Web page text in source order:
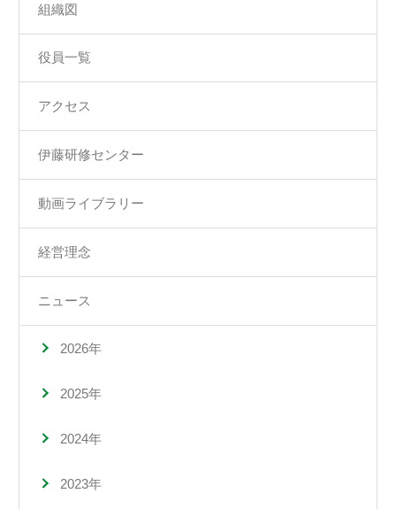
組織図
役員一覧
アクセス
伊藤研修センター
動画ライブラリー
経営理念
ニュース
2026年
2025年
2024年
2023年